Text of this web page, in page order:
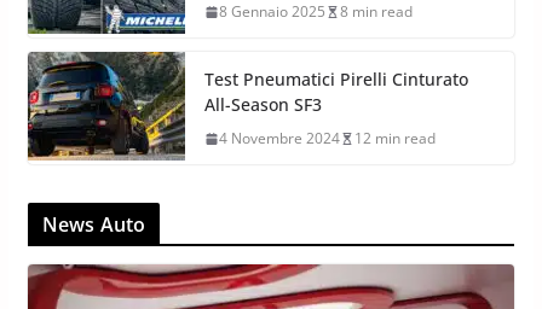
8 Gennaio 2025 8 min read
Test Pneumatici Pirelli Cinturato
All-Season SF3
4 Novembre 2024 12 min read
News Auto